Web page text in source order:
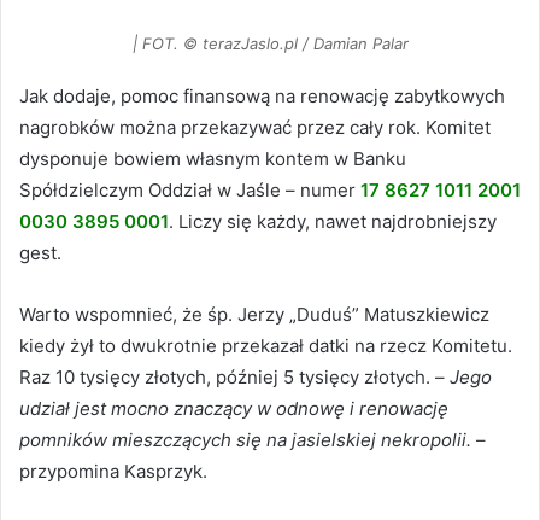
| FOT. © terazJaslo.pl / Damian Palar
Jak dodaje, pomoc finansową na renowację zabytkowych
nagrobków można przekazywać przez cały rok. Komitet
dysponuje bowiem własnym kontem w Banku
Spółdzielczym Oddział w Jaśle – numer 17 8627 1011 2001
0030 3895 0001. Liczy się każdy, nawet najdrobniejszy
gest.
Warto wspomnieć, że śp. Jerzy „Duduś” Matuszkiewicz
kiedy żył to dwukrotnie przekazał datki na rzecz Komitetu.
Raz 10 tysięcy złotych, później 5 tysięcy złotych. – Jego
udział jest mocno znaczący w odnowę i renowację
pomników mieszczących się na jasielskiej nekropolii. –
przypomina Kasprzyk.